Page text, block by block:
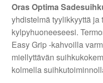
Oras Optima
yhdistelmä tyylikkyyttä ja
kylpyhuoneeseesi.
Easy Grip -kahvoilla
miellyttävän
kolmella